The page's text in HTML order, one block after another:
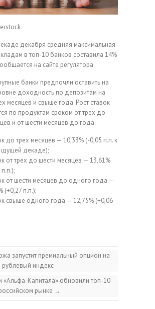
декабря средняя максимальная
в топ-10 банков составила 14%
на сайте регулятора.
банки предпочли оставить на
доходность по депозитам на
месяцев и свыше года. Рост ставок
по продуктам сроком от трех до
и от шести месяцев до года:
до трех месяцев — 10,33% (-0,05 п.п. к
декаде);
от трех до шести месяцев — 13,61%
от шести месяцев до одного года —
(+0,27 п.п.);
свыше одного года — 12,75% (+0,06
запустит премиальный опцион на
рублевый индекс
«Альфа-Капитала» обновили топ-10
рынке →